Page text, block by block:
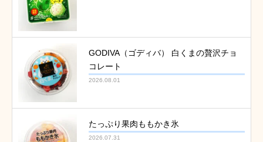
GODIVA（ゴディバ） 白くまの贅沢チョ
コレート
2026.08.01
たっぷり果肉ももかき氷
2026.07.31